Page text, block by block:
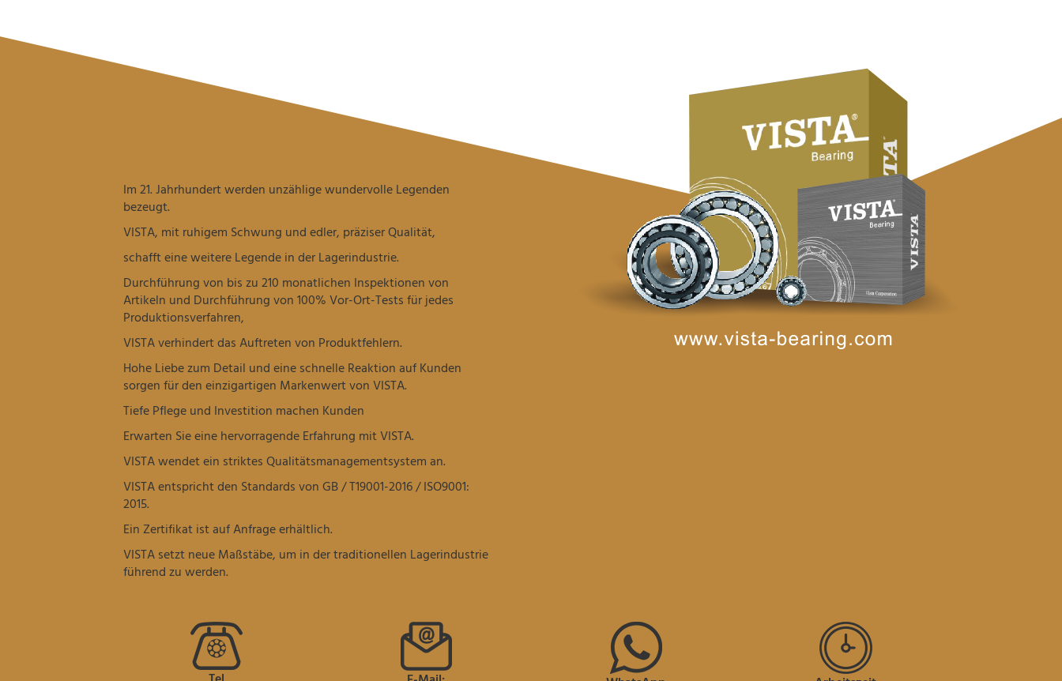
Im 21. Jahrhundert werden unzählige wundervolle Legenden
bezeugt.
VISTA, mit ruhigem Schwung und edler, präziser Qualität,
schafft eine weitere Legende in der Lagerindustrie.
Durchführung von bis zu 210 monatlichen Inspektionen von
Artikeln und Durchführung von 100% Vor-Ort-Tests für jedes
Produktionsverfahren,
VISTA verhindert das Auftreten von Produktfehlern.
Hohe Liebe zum Detail und eine schnelle Reaktion auf Kunden
sorgen für den einzigartigen Markenwert von VISTA.
Tiefe Pflege und Investition machen Kunden
Erwarten Sie eine hervorragende Erfahrung mit VISTA.
VISTA wendet ein striktes Qualitätsmanagementsystem an.
VISTA entspricht den Standards von GB / T19001-2016 / ISO9001:
2015.
Ein Zertifikat ist auf Anfrage erhältlich.
VISTA setzt neue Maßstäbe, um in der traditionellen Lagerindustrie
führend zu werden.